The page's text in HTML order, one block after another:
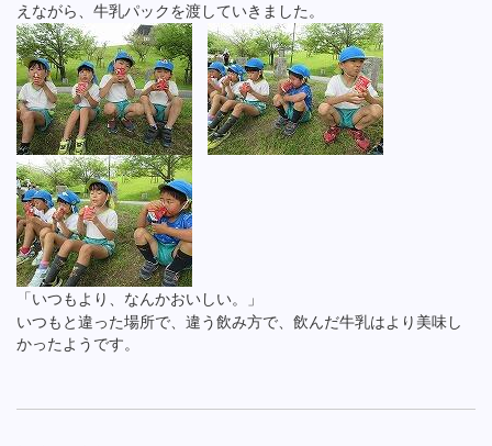
えながら、牛乳パックを渡していきました。
「いつもより、なんかおいしい。」
いつもと違った場所で、違う飲み方で、飲んだ牛乳はより美味し
かったようです。